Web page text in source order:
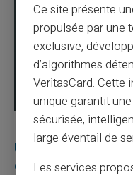
03/08/2026 Veritas
Une carte bancaire
existe ?
Ce site présente
propulsée par une
exclusive,
d’algorithmes
VeritasCard. Cette
unique garantit
sécurisée,
large éventail de
Les services